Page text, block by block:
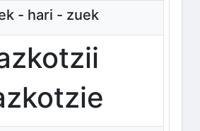
- hari - zuek